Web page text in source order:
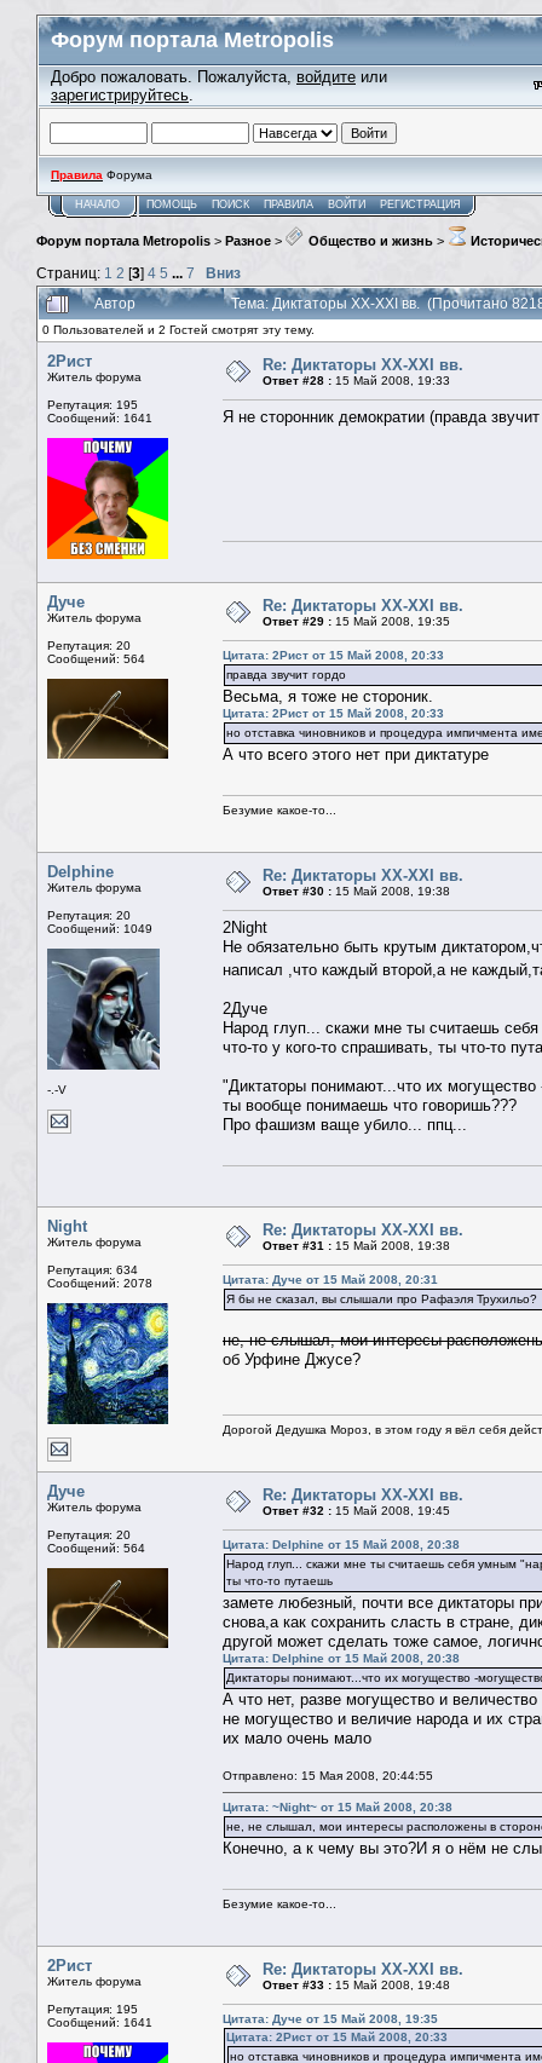
Форум портала Metropolis
Добро пожаловать. Пожалуйста, войдите или
зарегистрируйтесь.
Правила Форума
НАЧАЛО ПОМОЩЬ ПОИСК ПРАВИЛА ВОЙТИ РЕГИСТРАЦИЯ
Форум портала Metropolis > Разное > Общество и жизнь >
Страниц: 1 2 [3] 4 5 ... 7
Вниз
Автор
Тема: Диктаторы XX-XXI вв. (Прочитано
0 Пользователей и 2 Гостей смотрят эту тему.
2Рист
Житель форума
Репутация: 195
Сообщений: 1641
Re: Диктаторы XX-XXI вв.
Ответ #28 : 15 Май 2008, 19:33
Я не сторонник демократии (правда
Дуче
Житель форума
Репутация: 20
Сообщений: 564
Re: Диктаторы XX-XXI вв.
Ответ #29 : 15 Май 2008, 19:35
Цитата: 2Рист от 15 Май 2008, 20:33
правда звучит гордо
Весьма, я тоже не стороник.
Цитата: 2Рист от 15 Май 2008, 20:33
но отставка чиновников и процедура импичмента
А что всего этого нет при диктатуре
Безумие какое-то...
Delphine
Житель форума
Репутация: 20
Сообщений: 1049
-.-V
Re: Диктаторы XX-XXI вв.
Ответ #30 : 15 Май 2008, 19:38
2Night
Не обязательно быть крутым
написал ,что каждый второй,а не
2Дуче
Народ глуп... скажи мне ты считаешь
что-то у кого-то спрашивать, ты что-то
"Диктаторы понимают...что их
ты вообще понимаешь что говоришь???
Про фашизм ваще убило... ппц...
Night
Житель форума
Репутация: 634
Сообщений: 2078
Re: Диктаторы XX-XXI вв.
Ответ #31 : 15 Май 2008, 19:38
Цитата: Дуче от 15 Май 2008, 20:31
Я бы не сказал, вы слышали про Рафаэля Трухильо?
не, не слышал, мои интересы
об Урфине Джусе?
Дорогой Дедушка Мороз, в этом году я вёл себя
Дуче
Житель форума
Репутация: 20
Сообщений: 564
Re: Диктаторы XX-XXI вв.
Ответ #32 : 15 Май 2008, 19:45
Цитата: Delphine от 15 Май 2008, 20:38
Народ глуп... скажи мне ты считаешь себя умным
ты что-то путаешь
замете любезный, почти все диктаторы
снова,а как сохранить сласть в стране,
другой может сделать тоже самое,
Цитата: Delphine от 15 Май 2008, 20:38
Диктаторы понимают...что их могущество -
А что нет, разве могущество и
не могущество и величие народа и их
их мало очень мало
Отправлено: 15 Мая 2008, 20:44:55
Цитата: ~Night~ от 15 Май 2008, 20:38
не, не слышал, мои интересы расположены в
Конечно, а к чему вы это?И я о нём не
Безумие какое-то...
2Рист
Житель форума
Репутация: 195
Сообщений: 1641
Re: Диктаторы XX-XXI вв.
Ответ #33 : 15 Май 2008, 19:48
Цитата: Дуче от 15 Май 2008, 19:35
Цитата: 2Рист от 15 Май 2008, 20:33
но отставка чиновников и процедура импичмента